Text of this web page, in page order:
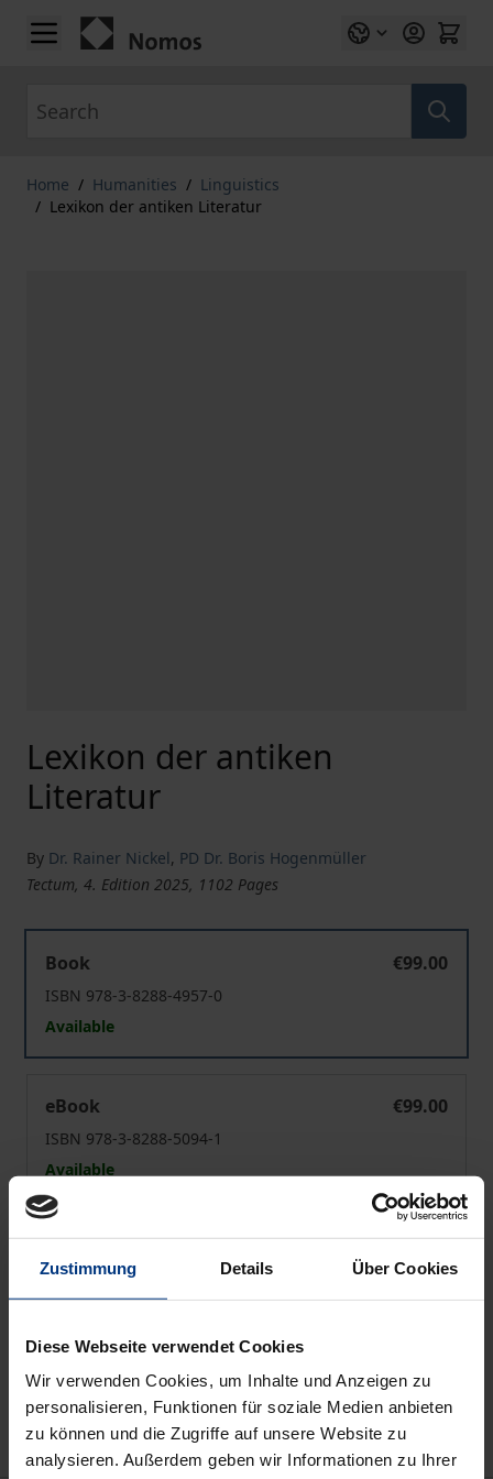
Zustimmung Details Über Cookies
Diese Webseite verwendet Cookies
Wir verwenden Cookies, um Inhalte und Anzeigen zu
personalisieren, Funktionen für soziale Medien anbieten
zu können und die Zugriffe auf unsere Website zu
analysieren. Außerdem geben wir Informationen zu Ihrer
Skip to Content
Home / Humanities / Linguistics
/ Lexikon der antiken Literatur
Lexikon der antiken
Literatur
By Dr. Rainer Nickel, PD Dr. Boris Hogenmüller
Tectum, 4. Edition 2025, 1102 Pages
Book
€99.00
ISBN 978-3-8288-4957-0
Available
eBook
€99.00
ISBN 978-3-8288-5094-1
Available
Prices include VAT. Depending on the delivery address, VAT
may vary at checkout.
Delivery cost notice